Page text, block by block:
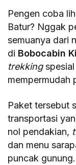
Pengen coba
Batur? Nggak
semuanya dari
di Bobocabin
trekkingspesial
mempermudah
Paket tersebut
transportasi
nol pendakian,
dan menu
puncak